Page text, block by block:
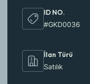
ID NO.
#GKD0036
İlan Türü
Satılık